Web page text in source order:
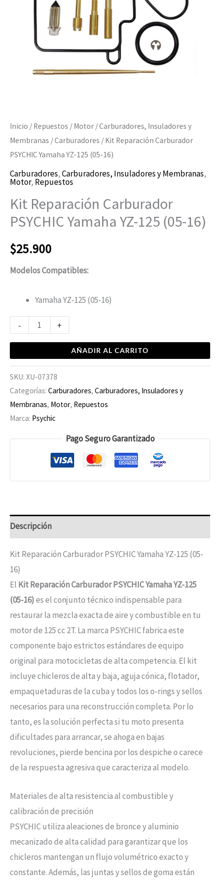
Inicio / Repuestos / Motor /Carburadores, Insuladores y
Membranas /Carburadores / Kit Reparación Carburador
PSYCHIC Yamaha YZ-125 (05-16)
Carburadores,Carburadores, Insuladores y Membranas,
Motor, Repuestos
Kit Reparación Carburador
PSYCHIC Yamaha YZ-125 (05-16)
$25.900
Modelos Compatibles:
Yamaha YZ-125 (05-16)
-
cantidad
+
AÑADIR AL CARRITO
SKU: XU-07378
Categorías: Carburadores, Carburadores, Insuladores y
Membranas, Motor, Repuestos
Marca: Psychic
Pago Seguro Garantizado
Descripción
Kit Reparación Carburador PSYCHIC Yamaha YZ-125 (05-
16)
El Kit Reparación Carburador PSYCHIC Yamaha YZ-125
(05-16)es el conjunto técnico indispensable para
restaurar la mezcla exacta de aire y combustible en tu
motor de 125 cc 2T. La marca PSYCHIC fabrica este
componente bajo estrictos estándares de equipo
original para motocicletas de alta competencia. El kit
incluye chicleros de alta y baja, aguja cónica, flotador,
empaquetaduras de la cuba y todos los o-rings y sellos
necesarios para una reconstrucción completa. Por lo
tanto, es la solución perfecta si tu moto presenta
dificultades para arrancar, se ahoga en bajas
revoluciones, pierde bencina por los despiche o carece
de la respuesta agresiva que caracteriza al modelo.
Materiales de alta resistencia al combustible y
calibración de precisión
PSYCHIC utiliza aleaciones de bronce y aluminio
mecanizado de alta calidad para garantizar que los
chicleros mantengan un flujo volumétrico exacto y
constante. Además, las juntas y sellos de goma están